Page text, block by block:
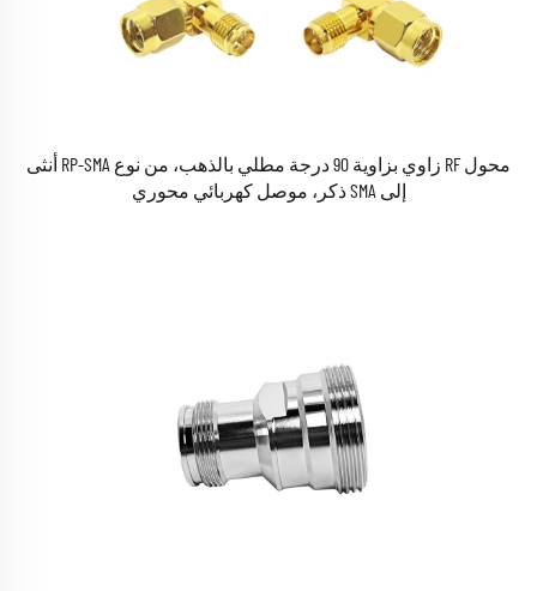
محول RF زاوي بزاوية 90 درجة مطلي بالذهب، من نوع RP-SMA أنثى
إلى SMA ذكر، موصل كهربائي محوري